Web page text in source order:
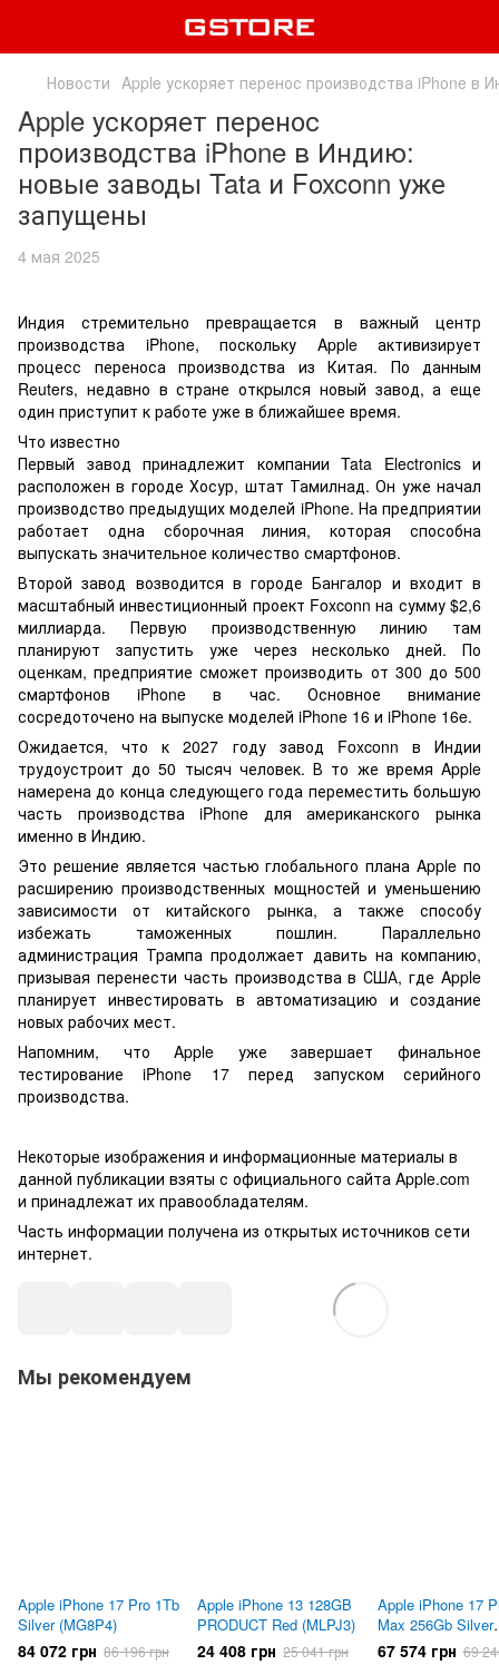
Новости Apple ускоряет перенос производства iPhone
Apple ускоряет перенос
производства iPhone в Индию:
новые заводы Tata и Foxconn уже
запущены
4 мая 2025
Индия стремительно превращается в важный центр
производства iPhone, поскольку Apple активизирует
процесс переноса производства из Китая. По данным
Reuters, недавно в стране открылся новый завод, а еще
один приступит к работе уже в ближайшее время.
Что известно
Первый завод принадлежит компании Tata Electronics и
расположен в городе Хосур, штат Тамилнад. Он уже начал
производство предыдущих моделей iPhone. На предприятии
работает одна сборочная линия, которая способна
выпускать значительное количество смартфонов.
Второй завод возводится в городе Бангалор и входит в
масштабный инвестиционный проект Foxconn на сумму $2,6
миллиарда. Первую производственную линию там
планируют запустить уже через несколько дней. По
оценкам, предприятие сможет производить от 300 до 500
смартфонов iPhone в час. Основное внимание
сосредоточено на выпуске моделей iPhone 16 и iPhone 16e.
Ожидается, что к 2027 году завод Foxconn в Индии
трудоустроит до 50 тысяч человек. В то же время Apple
намерена до конца следующего года переместить большую
часть производства iPhone для американского рынка
именно в Индию.
Это решение является частью глобального плана Apple по
расширению производственных мощностей и уменьшению
зависимости от китайского рынка, а также способу
избежать таможенных пошлин. Параллельно
администрация Трампа продолжает давить на компанию,
призывая перенести часть производства в США, где Apple
планирует инвестировать в автоматизацию и создание
новых рабочих мест.
Напомним, что Apple уже завершает финальное
тестирование iPhone 17 перед запуском серийного
производства.
Некоторые изображения и информационные материалы в
данной публикации взяты с официального сайта Apple.com
и принадлежат их правообладателям.
Часть информации получена из открытых источников сети
интернет.
Мы рекомендуем
Apple iPhone 17 Pro 1Tb
Silver (MG8P4)
84 072 грн 86 196 грн
Apple iPhone 13 128GB
PRODUCT Red (MLPJ3)
24 408 грн 25 041 грн
Apple iPhone 17
Max 256Gb Silver
(MFYM4)
67 574 грн 69